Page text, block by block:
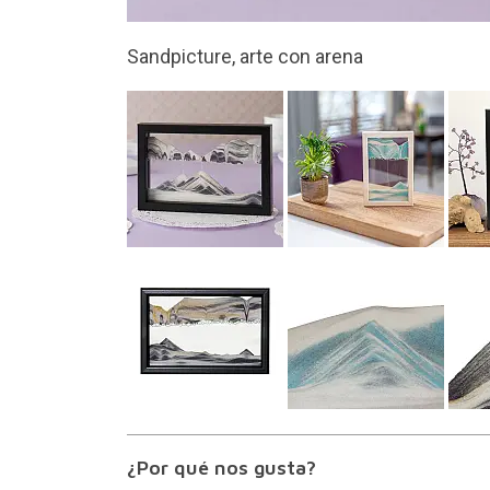
Un cuadro hecho artesanalmente en
¿Por qué nos gusta?